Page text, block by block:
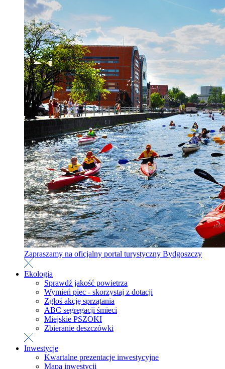
Zapraszamy na oficjalny portal turystyczny Bydgoszczy
Ekologia
Sprawdź jakość powietrza
Wymień piec - skorzystaj z dotacji
Zgłoś akcję sprzątania
ABC segregacji śmieci
Miejskie PSZOKI
Zbieranie deszczówki
Inwestycje
Kwartalne prezentacje inwestycyjne
Mapa inwestycji